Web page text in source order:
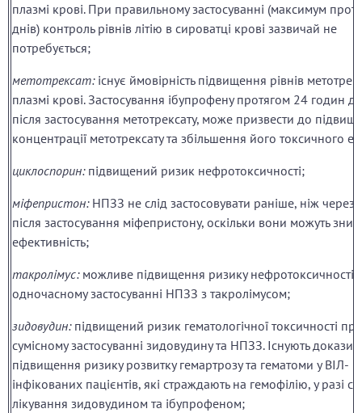
плазмі крові. При правильному застосуванні (максимум
днів) контроль рівнів літію в сироватці крові зазвичай не
потребується;
метотрексат:існує ймовірність підвищення рівнів
плазмі крові. Застосування ібупрофену протягом 24 годин
після застосування метотрексату, може призвести до
концентрації метотрексату та збільшення його токсичного
циклоспорин: підвищений ризик нефротоксичності;
міфепристон: НПЗЗ не слід застосовувати раніше, ніж через
після застосування міфепристону, оскільки вони можуть
ефективність;
такролімус: можливе підвищення ризику нефротоксичності
одночасному застосуванні НПЗЗ з такролімусом;
зидовудин: підвищений ризик гематологічної токсичності при
сумісному застосуванні зидовудину та НПЗЗ. Існують докази
підвищення ризику розвитку гемартрозу та гематоми у ВІЛ-
інфікованих пацієнтів, які страждають на гемофілію, у разі
лікування зидовудином та ібупрофеном;